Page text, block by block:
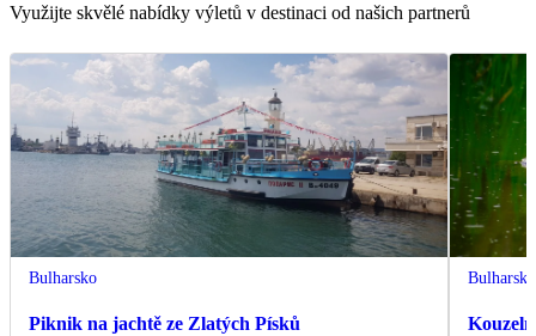
Využijte skvělé nabídky výletů v destinaci od našich partnerů
Bulharsko
Piknik na jachtě ze Zlatých Písků
Bulharsko